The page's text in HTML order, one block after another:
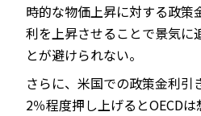
時的な物価上昇に対する政策
利を上昇させることで景気に
とが避けられない。
さらに、米国での政策金利引
2％程度押し上げるとOECD